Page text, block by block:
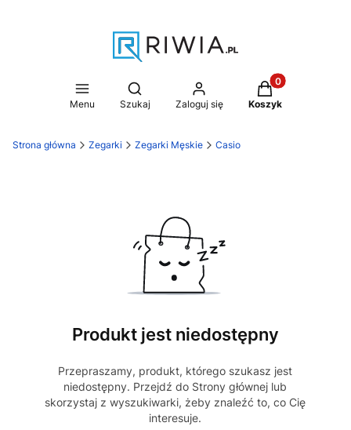
Menu
Otwórz wyszukiwarkę
Szukaj Zaloguj się
Produkty w
Koszyk
Strona główna Zegarki Zegarki Męskie Casio
Produkt jest niedostępny
Przepraszamy, produkt, którego szukasz jest
niedostępny. Przejdź do Strony głównej lub
skorzystaj z wyszukiwarki, żeby znaleźć to, co Cię
interesuje.